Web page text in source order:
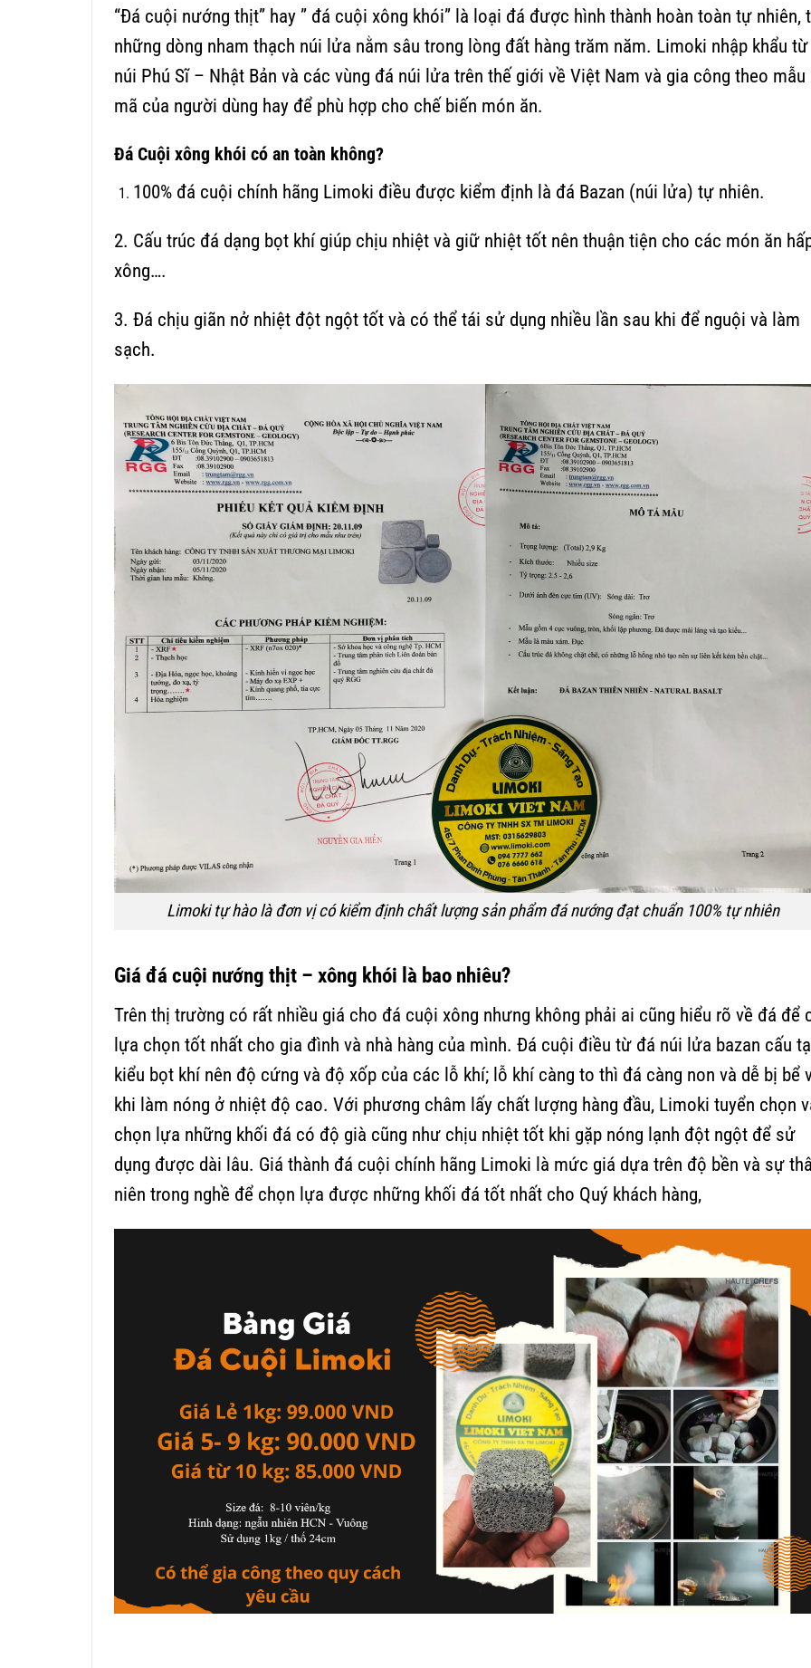
“Đá cuội nướng thịt” hay ” đá cuội xông khói” là loại đá được hình thành hoàn toàn tự nhiên,
những dòng nham thạch núi lửa nằm sâu trong lòng đất hàng trăm năm. Limoki nhập khẩu từ
núi Phú Sĩ – Nhật Bản và các vùng đá núi lửa trên thế giới về Việt Nam và gia công theo mẫu
mã của người dùng hay để phù hợp cho chế biến món ăn.
Đá Cuội xông khói có an toàn không?
100% đá cuội chính hãng Limoki điều được kiểm định là đá Bazan (núi lửa) tự nhiên.
2. Cấu trúc đá dạng bọt khí giúp chịu nhiệt và giữ nhiệt tốt nên thuận tiện cho các món ăn
xông….
3. Đá chịu giãn nở nhiệt đột ngột tốt và có thể tái sử dụng nhiều lần sau khi để nguội và làm
sạch.
Limoki tự hào là đơn vị có kiểm định chất lượng sản phẩm đá nướng đạt chuẩn 100% tự nhiên
Giá đá cuội nướng thịt – xông khói là bao nhiêu?
Trên thị trường có rất nhiều giá cho đá cuội xông nhưng không phải ai cũng hiểu rõ về đá để
lựa chọn tốt nhất cho gia đình và nhà hàng của mình. Đá cuội điều từ đá núi lửa bazan cấu
kiểu bọt khí nên độ cứng và độ xốp của các lỗ khí; lỗ khí càng to thì đá càng non và dễ bị bể
khi làm nóng ở nhiệt độ cao. Với phương châm lấy chất lượng hàng đầu, Limoki tuyển chọn
chọn lựa những khối đá có độ già cũng như chịu nhiệt tốt khi gặp nóng lạnh đột ngột để sử
dụng được dài lâu. Giá thành đá cuội chính hãng Limoki là mức giá dựa trên độ bền và sự
niên trong nghề để chọn lựa được những khối đá tốt nhất cho Quý khách hàng,